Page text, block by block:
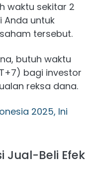
waktu sekitar 2
Anda untuk
tersebut.
butuh waktu
bagi investor
reksa dana.
2025, Ini
Jual-Beli Efek